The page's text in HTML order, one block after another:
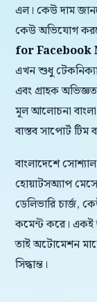
এল। কেউ দাম
কেউ অভিযোগ
for Facebook
এখন শুধু
এবং গ্রাহক
মূল আলোচনা বাংলা
বাস্তব সাপোর্ট
বাংলাদেশে
হোয়াটসঅ্যাপ
ডেলিভারি চার্জ,
কমেন্ট করে। একই
তাই অটোমেশন
সিদ্ধান্ত।